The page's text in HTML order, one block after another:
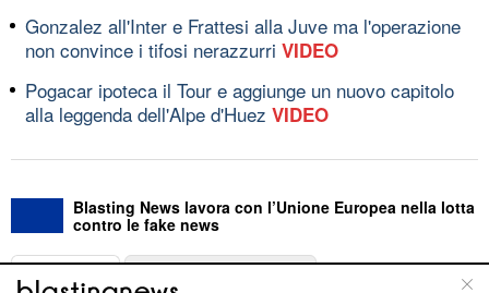
Gonzalez all'Inter e Frattesi alla Juve ma l'operazione
non convince i tifosi nerazzurri VIDEO
Pogacar ipoteca il Tour e aggiunge un nuovo capitolo
alla leggenda dell'Alpe d'Huez VIDEO
Blasting News lavora con l’Unione Europea nella lotta
contro le fake news
ABOUT